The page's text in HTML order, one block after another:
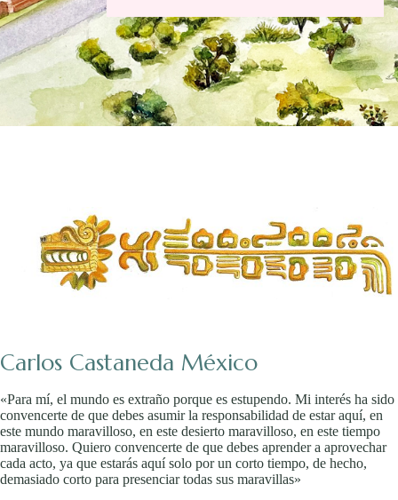
Carlos Castaneda México
«Para mí, el mundo es extraño porque es estupendo. Mi interés ha sido
convencerte de que debes asumir la responsabilidad de estar aquí, en
este mundo maravilloso, en este desierto maravilloso, en este tiempo
maravilloso. Quiero convencerte de que debes aprender a aprovechar
cada acto, ya que estarás aquí solo por un corto tiempo, de hecho,
demasiado corto para presenciar todas sus maravillas»